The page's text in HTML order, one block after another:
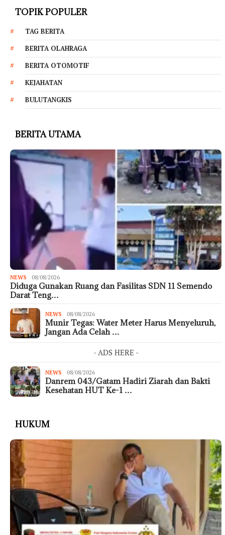
TOPIK POPULER
TAG BERITA
BERITA OLAHRAGA
BERITA OTOMOTIF
KEJAHATAN
BULUTANGKIS
BERITA UTAMA
NEWS 08/08/2026
Diduga Gunakan Ruang dan Fasilitas SDN 11 Semendo
Darat Teng…
NEWS 08/08/2026
Munir Tegas: Water Meter Harus Menyeluruh,
Jangan Ada Celah …
- ADS HERE -
NEWS 08/08/2026
Danrem 043/Gatam Hadiri Ziarah dan Bakti
Kesehatan HUT Ke-1 …
HUKUM